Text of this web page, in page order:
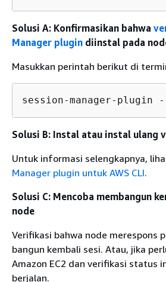
Solusi A: Konfirmasikan bahwa
Manager plugin diinstal pada
Masukkan perintah berikut di
session-manager-plugin
Solusi B: Instal atau instal ulang
Untuk informasi selengkapnya,
Manager plugin untuk AWS CLI.
Solusi C: Mencoba membangun
node
Verifikasi bahwa node merespons
bangun kembali sesi. Atau, jika
Amazon EC2 dan verifikasi status
berjalan.